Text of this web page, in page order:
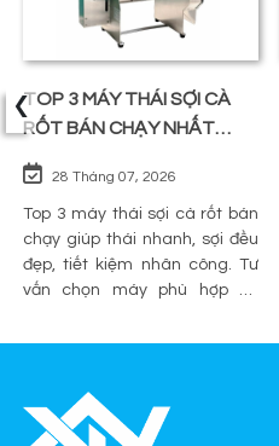
TOP 3 MÁY THÁI SỢI CÀ
RỐT BÁN CHẠY NHẤT
28 Tháng 07, 2026
Top 3 máy thái sợi cà rốt bán
chạy giúp thái nhanh, sợi đều
đẹp, tiết kiệm nhân công. Tư
vấn chọn máy phù hợp và
Phẩm Xanh.
‹